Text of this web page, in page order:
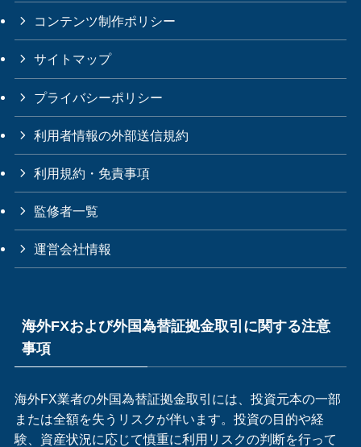
コンテンツ制作ポリシー
サイトマップ
プライバシーポリシー
利用者情報の外部送信規約
利用規約・免責事項
監修者一覧
運営会社情報
海外FXおよび外国為替証拠金取引に関する注意
事項
海外FX業者の外国為替証拠金取引には、投資元本の一部
または全額を失うリスクが伴います。投資の目的や経
験、資産状況に応じて慎重に利用リスクの判断を行って